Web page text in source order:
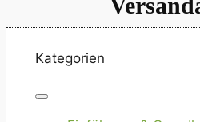
Kategorien